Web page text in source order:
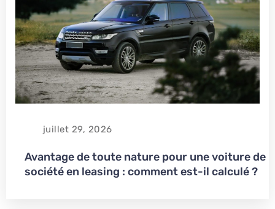
juillet 29, 2026
Avantage de toute nature pour une voiture de
société en leasing : comment est-il calculé ?